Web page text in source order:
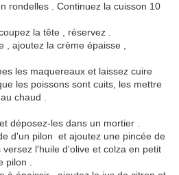
rondelles . Continuez la cuisson 10
la tête , réservez .
, ajoutez la crème épaisse ,
les maquereaux et laissez cuire
les poissons sont cuits, les mettre
chaud .
déposez-les dans un mortier .
d'un pilon et ajoutez une pincée de
l'huile d'olive et colza en petit
pilon .